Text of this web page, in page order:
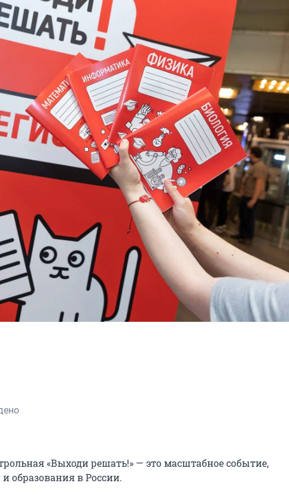
«Выходи решать!» — это масштабное событие,
образования в России.